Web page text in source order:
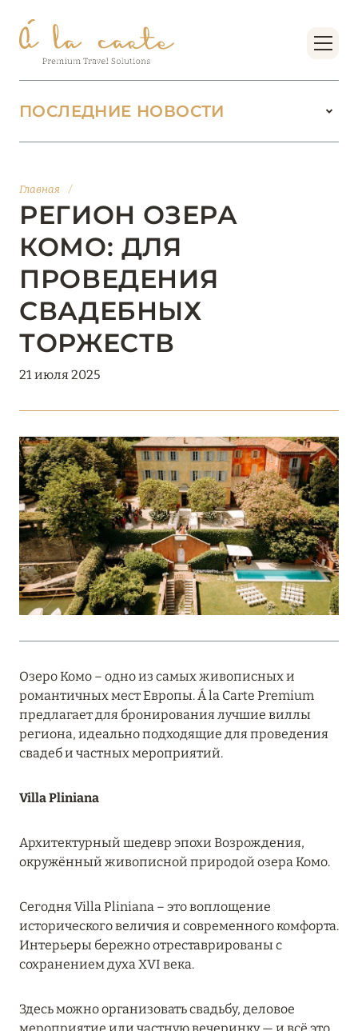
Главная /
РЕГИОН ОЗЕРА
КОМО: ДЛЯ
ПРОВЕДЕНИЯ
СВАДЕБНЫХ
ТОРЖЕСТВ
21 июля 2025
ПОСЛЕДНИЕ НОВОСТИ
БУТИК-КУРОРТЫ МАЛЬДИВСКИХ ОСТРОВОВ
01 июня 2026
JUMEIRAH OLHAHALI ISLAND MALDIVES: ВАШ
ОАЗИС ТЕПЛА И ИЗЫСКАННОСТИ
THE ST. REGIS MALDIVES VOMMULI:
МАНИФЕСТ ЭСТЕТИКИ В САМОМ СЕРДЦЕ
ОКЕАНА
Подробнее
27 апреля 2026
ПОЛНАЯ ПЕРЕЗАГРУЗКА: JUMEIRAH BALI,
ПРЯМОЙ ПЕРЕЛЁТ
20 марта 2026
MARCH GRAND ESCAPE: ПРЕДЛОЖЕНИЕ ОТ Á
LA CARTE PREMIUM ПО ОТЕЛЮ WALDORF
Подробнее
12 ноября 2025
NOVEMBER
Подробнее
ЗАБРОНИРУЙТЕ FOUR SEASONS RESORT
Озеро Комо – одно из самых живописных и
романтичных мест Европы. Á la Carte Premium
предлагает для бронирования лучшие виллы
региона, идеально подходящие для проведения
свадеб и частных мероприятий.
Villa Pliniana
Архитектурный шедевр эпохи Возрождения,
окружённый живописной природой озера Комо.
Сегодня Villa Pliniana – это воплощение
исторического величия и современного комфорта.
Интерьеры бережно отреставрированы с
сохранением духа XVI века.
Здесь можно организовать свадьбу, деловое